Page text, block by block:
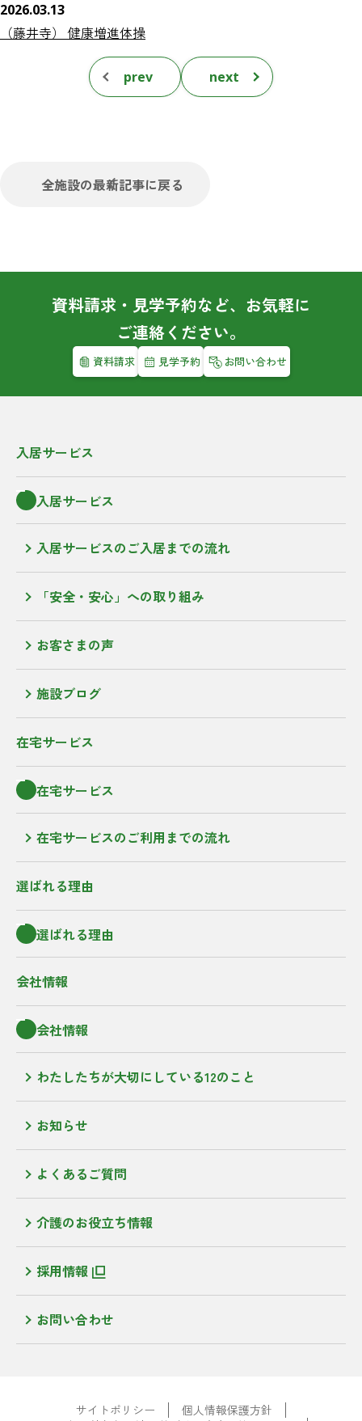
2026.03.13
（藤井寺） 健康増進体操
prev next
全施設の最新記事に戻る
資料請求・見学予約など、お気軽に
ご連絡ください。
資料請求 見学予約 お問い合わせ
入居サービス
入居サービス
入居サービスのご入居までの流れ
「安全・安心」への取り組み
お客さまの声
施設ブログ
在宅サービス
在宅サービス
在宅サービスのご利用までの流れ
選ばれる理由
選ばれる理由
会社情報
会社情報
わたしたちが大切にしている12のこと
お知らせ
よくあるご質問
介護のお役立ち情報
採用情報
お問い合わせ
サイトポリシー
個人情報保護方針